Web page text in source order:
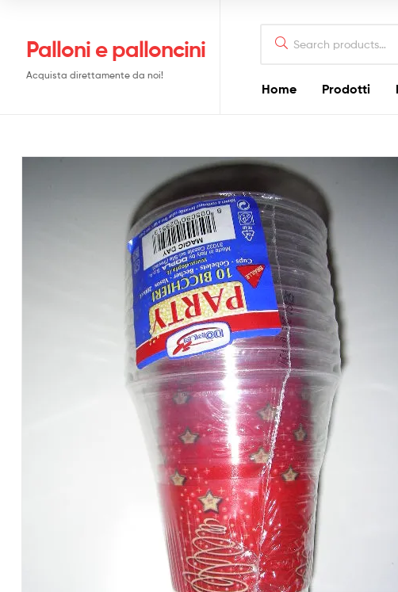
Palloni e palloncini
Acquista direttamente da noi!
for:
Home Prodotti